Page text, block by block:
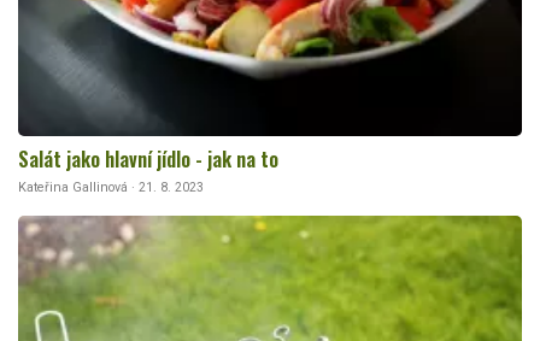
Salát jako hlavní jídlo - jak na to
Kateřina Gallinová · 21. 8. 2023